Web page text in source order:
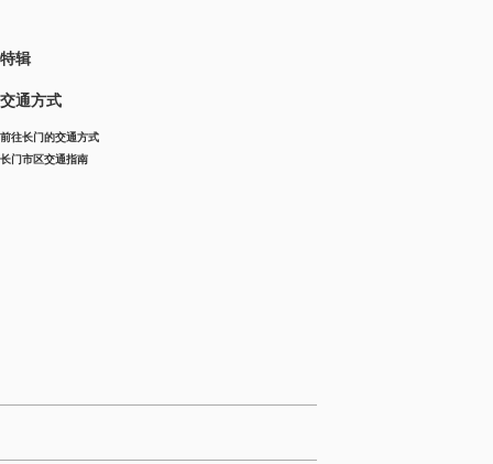
特辑
交通方式
前往长门的交通方式
长门市区交通指南